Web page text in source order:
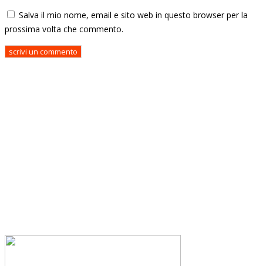
Salva il mio nome, email e sito web in questo browser per la
prossima volta che commento.